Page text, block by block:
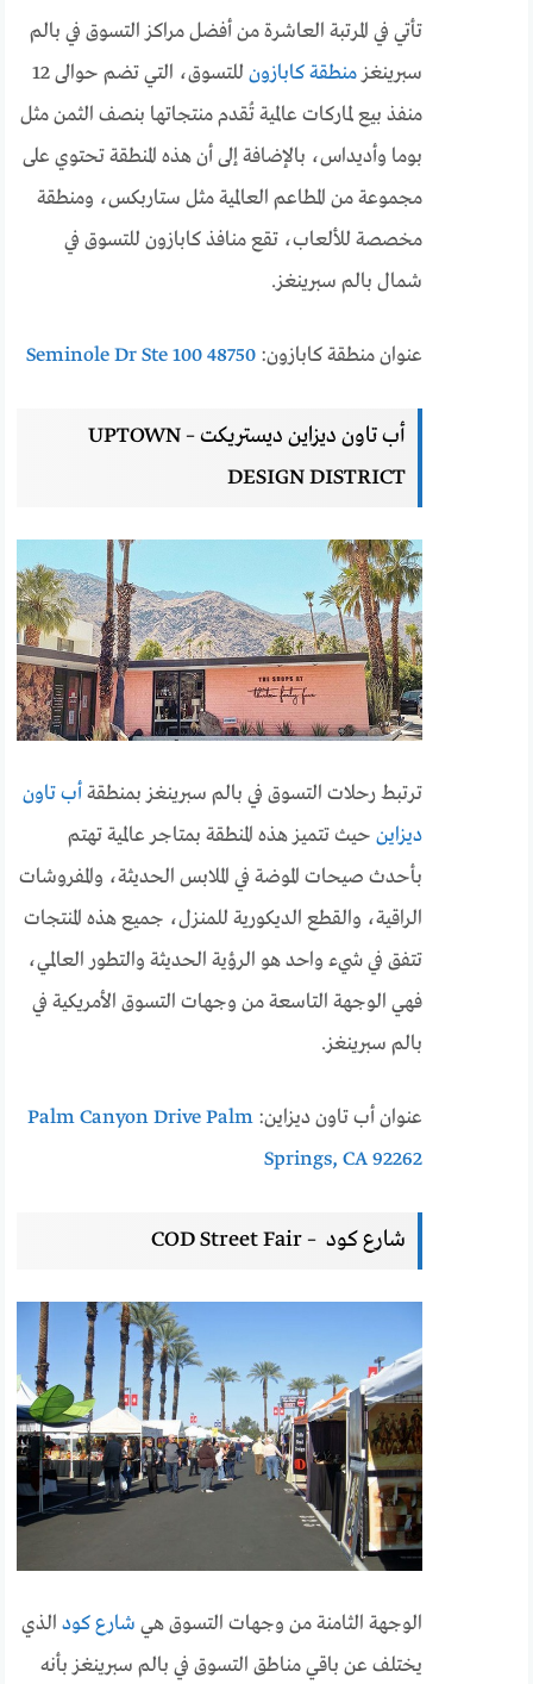
تأتي في المرتبة العاشرة من أفضل مراكز التسوق في بالم
سبرينغزمنطقة كابازون
للتسوق، التي تضم حوالى 12
منفذ بيع لماركات عالمية تُقدم منتجاتها بنصف الثمن مثل
بوما وأديداس، بالإضافة إلى أن هذه المنطقة تحتوي على
مجموعة من المطاعم العالمية مثل ستاربكس، ومنطقة
مخصصة للألعاب، تقع منافذ كابازون للتسوق في
شمال بالم سبرينغز.
عنوان منطقة كابازون: 48750 Seminole Dr Ste 100
أب تاون ديزاين ديستريكت – UPTOWN
DESIGN DISTRICT
ترتبط رحلات التسوق في بالم سبرينغز بمنطقة أب تاون
ديزاين حيث تتميز هذه المنطقة بمتاجر عالمية تهتم
بأحدث صيحات الموضة في الملابس الحديثة، والمفروشات
الراقية، والقطع الديكورية للمنزل، جميع هذه المنتجات
تتفق في شيء واحد هو الرؤية الحديثة والتطور العالمي،
فهي الوجهة التاسعة من وجهات التسوق الأمريكية في
بالم سبرينغز.
عنوان أب تاون ديزاين: Palm Canyon Drive Palm
Springs, CA 92262
شارع كود – COD Street Fair
الوجهة الثامنة من وجهات التسوق هي شارع كود الذي
يختلف عن باقي مناطق التسوق في بالم سبرينغز بأنه